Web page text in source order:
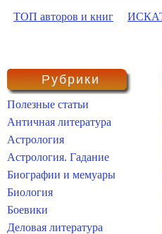
ТОП авторов и книг
Рубрики
Полезные статьи
Античная литература
Астрология
Астрология. Гадание
Биографии и мемуары
Биология
Боевики
Деловая литература